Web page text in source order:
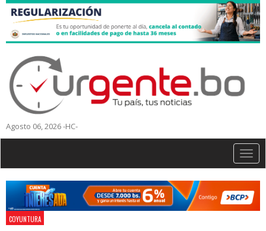
Agosto 06, 2026 -HC-
COYUNTURA